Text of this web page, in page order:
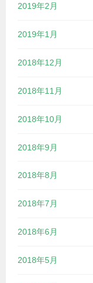
2019年2月
2019年1月
2018年12月
2018年11月
2018年10月
2018年9月
2018年8月
2018年7月
2018年6月
2018年5月